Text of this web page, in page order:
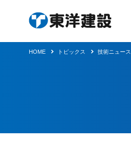
HOME トピックス 技術ニュース